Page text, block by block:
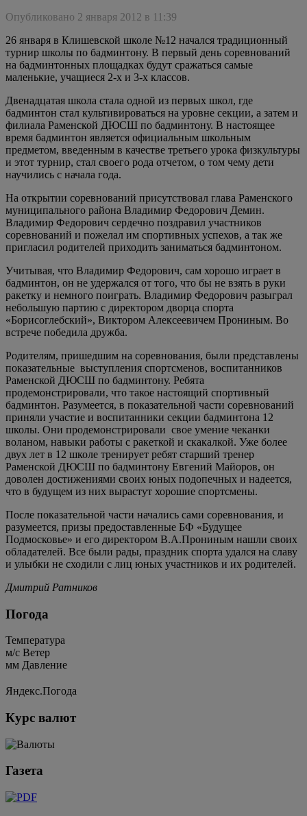
Опубликовано 2 января 2012 в 11:39
26 января в Клишевской школе №12 начался традиционный
турнир школы по бадминтону. В первый день соревнований
на бадминтонных площадках будут сражаться самые
маленькие, учащиеся 2-х и 3-х классов.
Двенадцатая школа стала одной из первых школ, где
бадминтон стал культивироваться на уровне секции, а затем и
филиала Раменской ДЮСШ по бадминтону. В настоящее
время бадминтон является официальным школьным
предметом, введенным в качестве третьего урока физкультуры
и этот турнир, стал своего рода отчетом, о том чему дети
научились с начала года.
На открытии соревнований присутствовал глава Раменского
муниципального района Владимир Федорович Демин.
Владимир Федорович сердечно поздравил участников
соревнований и пожелал им спортивных успехов, а так же
пригласил родителей приходить заниматься бадминтоном.
Учитывая, что Владимир Федорович, сам хорошо играет в
бадминтон, он не удержался от того, что бы не взять в руки
ракетку и немного поиграть. Владимир Федорович разыграл
небольшую партию с директором дворца спорта
«Борисоглебский», Виктором Алексеевичем Прониным. Во
встрече победила дружба.
Родителям, пришедшим на соревнования, были представлены
показательные выступления спортсменов, воспитанников
Раменской ДЮСШ по бадминтону. Ребята
продемонстрировали, что такое настоящий спортивный
бадминтон. Разумеется, в показательной части соревнований
приняли участие и воспитанники секции бадминтона 12
школы. Они продемонстрировали свое умение чеканки
воланом, навыки работы с ракеткой и скакалкой. Уже более
двух лет в 12 школе тренирует ребят старший тренер
Раменской ДЮСШ по бадминтону Евгений Майоров, он
доволен достижениями своих юных подопечных и надеется,
что в будущем из них вырастут хорошие спортсмены.
После показательной части начались сами соревнования, и
разумеется, призы предоставленные БФ «Будущее
Подмосковье» и его директором В.А.Прониным нашли своих
обладателей. Все были рады, праздник спорта удался на славу
и улыбки не сходили с лиц юных участников и их родителей.
Дмитрий Ратников
Погода
Температура
м/c Ветер
мм Давление
Яндекс.Погода
Курс валют
Газета